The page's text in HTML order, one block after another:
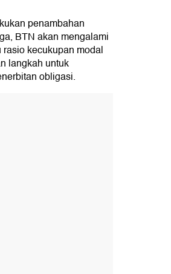
penambahan
BTN akan mengalami
kecukupan modal
langkah untuk
obligasi.